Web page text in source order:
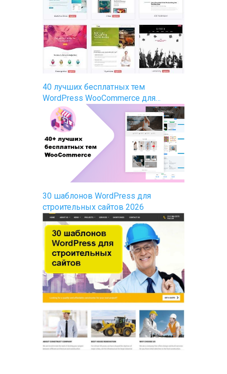
40 лучших бесплатных тем
WordPress WooCommerce для…
30 шаблонов WordPress для
строительных сайтов 2026